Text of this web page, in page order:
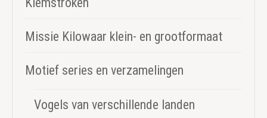
Missie Kilowaar klein- en grootformaat
Motief series en verzamelingen
Vogels van verschillende landen